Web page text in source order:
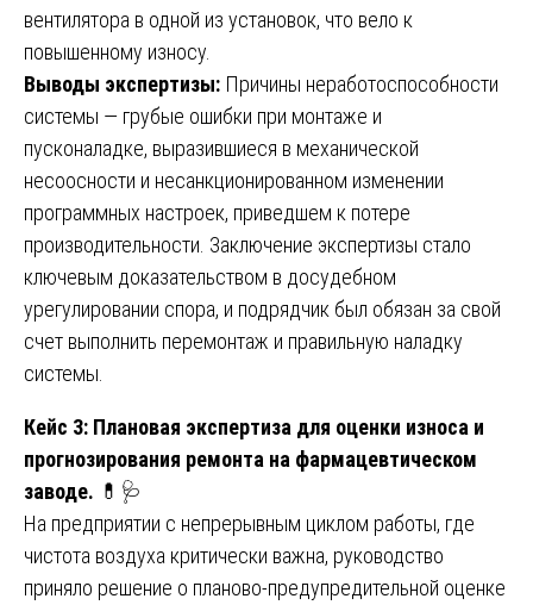
вентилятора в одной из установок, что вело к
повышенному износу.
Выводы экспертизы: Причины неработоспособности
системы — грубые ошибки при монтаже и
пусконаладке, выразившиеся в механической
несоосности и несанкционированном изменении
программных настроек, приведшем к потере
производительности. Заключение экспертизы стало
ключевым доказательством в досудебном
урегулировании спора, и подрядчик был обязан за свой
счет выполнить перемонтаж и правильную наладку
системы.
Кейс 3: Плановая экспертиза для оценки износа и
прогнозирования ремонта на фармацевтическом
заводе. 💊🩺
На предприятии с непрерывным циклом работы, где
чистота воздуха критически важна, руководство
приняло решение о планово-предупредительной оценке